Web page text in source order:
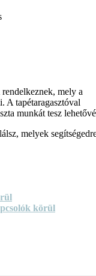
mely a
A tapétaragasztóval
munkát tesz
melyek
körül